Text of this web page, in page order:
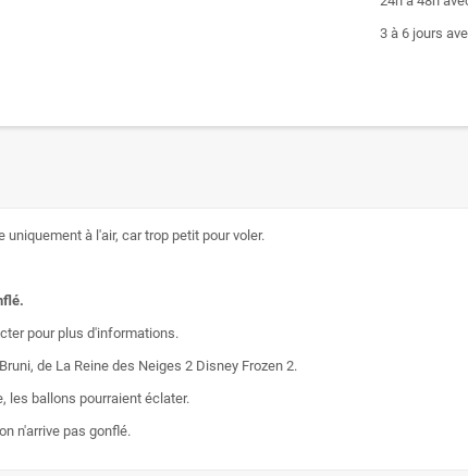
3 à 6 jours
uniquement à l'air, car trop petit pour voler.
pour plus d'informations.
de La Reine des Neiges 2 Disney Frozen 2.
les ballons pourraient éclater.
n'arrive pas gonflé.